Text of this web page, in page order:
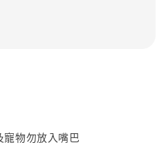
物勿放入嘴巴